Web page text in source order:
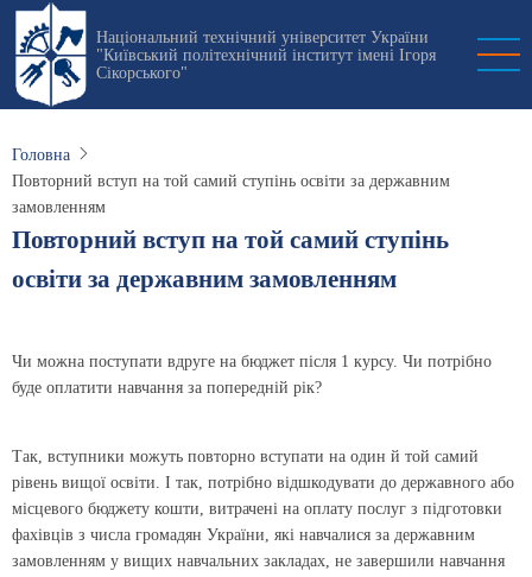
Перейти
основного
вмісту
Національний технічний університет України
"Київський політехнічний інститут імені Ігоря
Сікорського"
Головна
Повторний вступ на той самий ступінь освіти за державним
замовленням
Повторний вступ на той самий ступінь
освіти за державним замовленням
Чи можна поступати вдруге на бюджет після 1 курсу. Чи потрібно
буде оплатити навчання за попередній рік?
Так, вступники можуть повторно вступати на один й той самий
рівень вищої освіти. І так, потрібно відшкодувати до державного або
місцевого бюджету кошти, витрачені на оплату послуг з підготовки
фахівців з числа громадян України, які навчалися за державним
замовленням у вищих навчальних закладах, не завершили навчання